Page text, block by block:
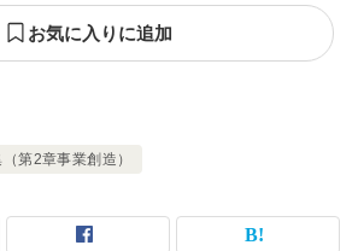
お気に入りに追加
第2章事業創造）